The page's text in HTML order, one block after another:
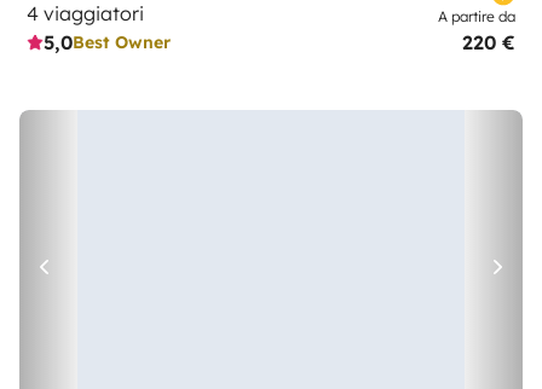
4 viaggiatori
5,0Best Owner
A partire da
220 €